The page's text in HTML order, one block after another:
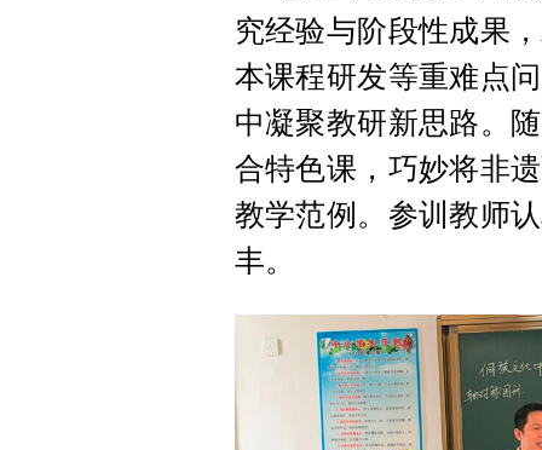
究经验与阶段性成果
本课程研发等重难点
中凝聚教研新思路。
合特色课，巧妙将非
教学范例。参训教师
丰。